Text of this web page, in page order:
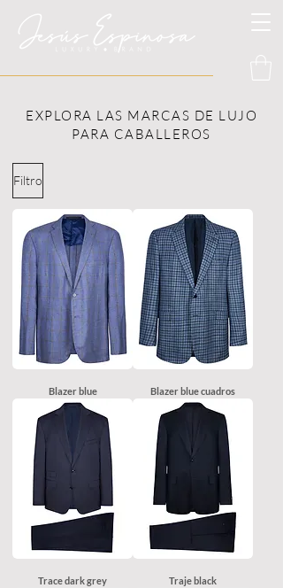
EXPLORA LAS MARCAS DE LUJO
PARA CABALLEROS
Filtro
Blazer blue Blazer blue cuadros
Trace dark grey Traje black